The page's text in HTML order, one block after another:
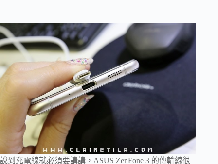
說到充電線就必須要講講，ASUS ZenFone 3 的傳輸線很